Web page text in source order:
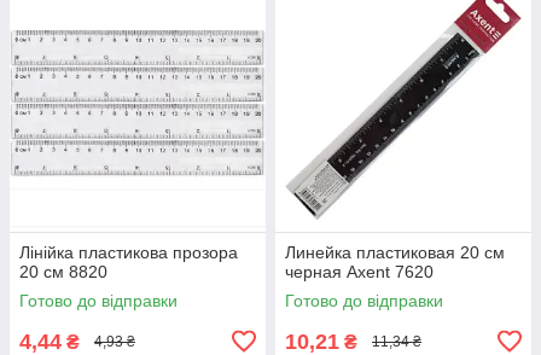
Лінійка пластикова прозора
20 см 8820
Готово до відправки
4,44 ₴ 4,93 ₴
Линейка пластиковая 20 см
черная Axent 7620
Готово до відправки
10,21 ₴ 11,34 ₴